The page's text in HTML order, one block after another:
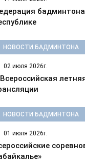
НОВОСТИ БАДМИНТОНА
02 июля 2026г.
НОВОСТИ БАДМИНТОНА
01 июля 2026г.